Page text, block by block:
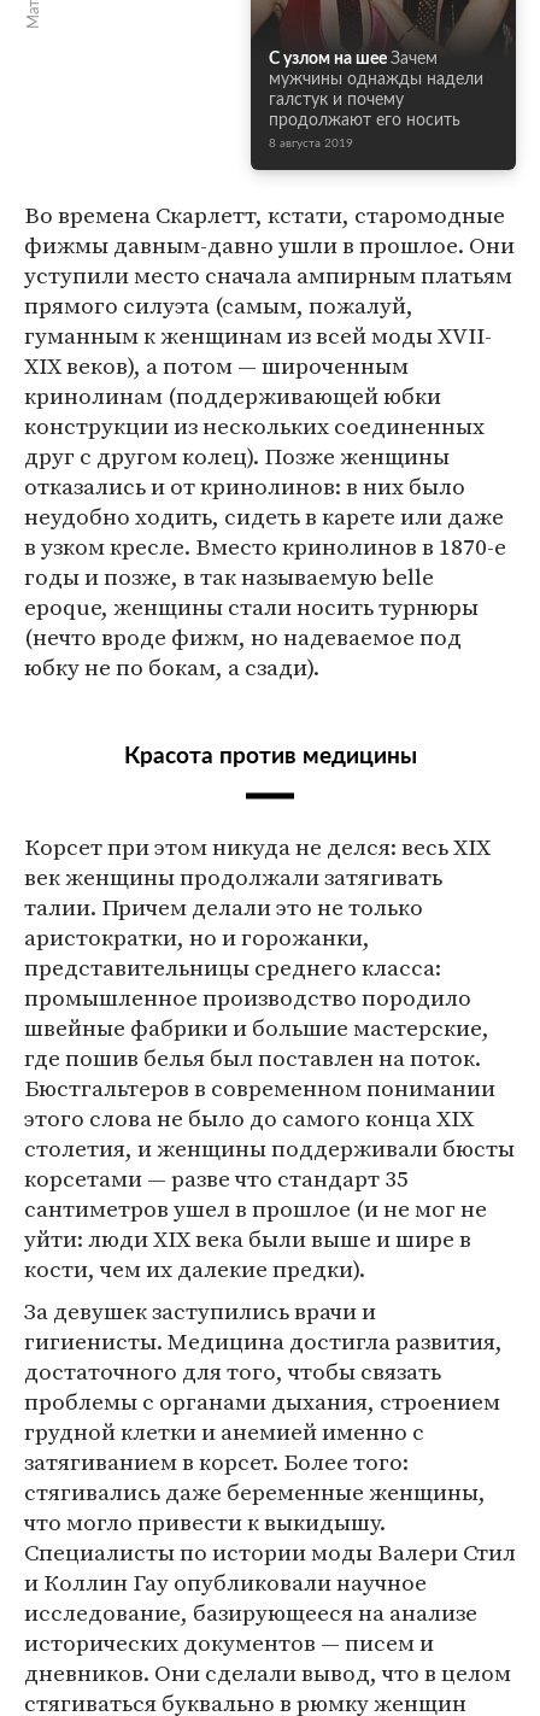
С узлом на шее Зачем
мужчины однажды надели
галстук и почему
продолжают его носить
8 августа 2019
Во времена Скарлетт, кстати, старомодные
фижмы давным-давно ушли в прошлое. Они
уступили место сначала ампирным платьям
прямого силуэта (самым, пожалуй,
гуманным к женщинам из всей моды XVII-
XIX веков), а потом — широченным
кринолинам (поддерживающей юбки
конструкции из нескольких соединенных
друг с другом колец). Позже женщины
отказались и от кринолинов: в них было
неудобно ходить, сидеть в карете или даже
в узком кресле. Вместо кринолинов в 1870-е
годы и позже, в так называемую belle
epoque, женщины стали носить турнюры
(нечто вроде фижм, но надеваемое под
юбку не по бокам, а сзади).
Красота против медицины
Корсет при этом никуда не делся: весь XIX
век женщины продолжали затягивать
талии. Причем делали это не только
аристократки, но и горожанки,
представительницы среднего класса:
промышленное производство породило
швейные фабрики и большие мастерские,
где пошив белья был поставлен на поток.
Бюстгальтеров в современном понимании
этого слова не было до самого конца XIX
столетия, и женщины поддерживали бюсты
корсетами — разве что стандарт 35
сантиметров ушел в прошлое (и не мог не
уйти: люди XIX века были выше и шире в
кости, чем их далекие предки).
За девушек заступились врачи и
гигиенисты. Медицина достигла развития,
достаточного для того, чтобы связать
проблемы с органами дыхания, строением
грудной клетки и анемией именно с
затягиванием в корсет. Более того:
стягивались даже беременные женщины,
что могло привести к выкидышу.
Специалисты по истории моды Валери Стил
и Коллин Гау опубликовали научное
исследование, базирующееся на анализе
исторических документов — писем и
дневников. Они сделали вывод, что в целом
стягиваться буквально в рюмку женщин